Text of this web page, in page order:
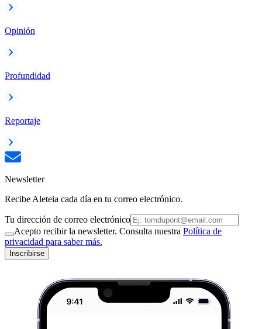
Opinión
Profundidad
Reportaje
Newsletter
Recibe Aleteia cada día en tu correo electrónico.
Tu dirección de correo electrónico
Acepto recibir la newsletter. Consulta nuestra Política de
privacidad para saber más.
Inscribirse